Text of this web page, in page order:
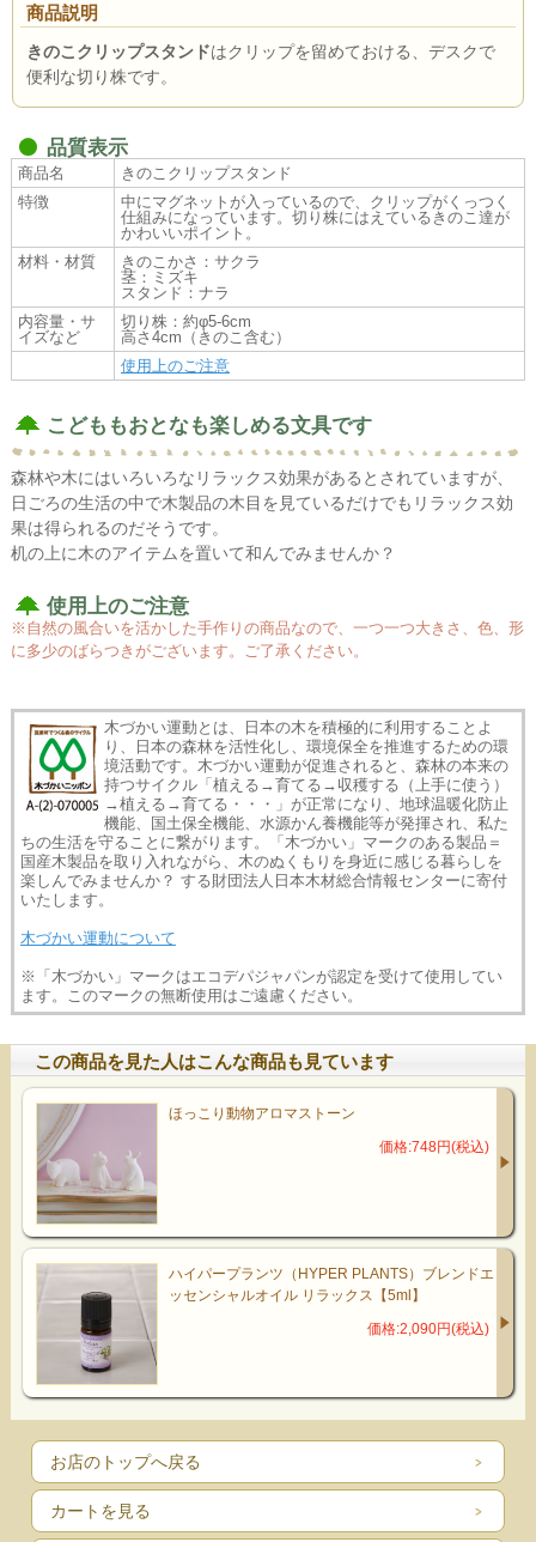
商品説明
きのこクリップスタンドはクリップを留めておける、デスクで
便利な切り株です。
品質表示
商品名
きのこクリップスタンド
特徴
中にマグネットが入っているので、クリップがくっつく
仕組みになっています。切り株にはえているきのこ達が
かわいいポイント。
材料・材質
きのこかさ：サクラ
茎：ミズキ
スタンド：ナラ
内容量・サ
イズなど
切り株：約φ5-6cm
高さ4cm（きのこ含む）
使用上のご注意
こどももおとなも楽しめる文具です
森林や木にはいろいろなリラックス効果があるとされていますが、
日ごろの生活の中で木製品の木目を見ているだけでもリラックス効
果は得られるのだそうです。
机の上に木のアイテムを置いて和んでみませんか？
使用上のご注意
※自然の風合いを活かした手作りの商品なので、一つ一つ大きさ、色、形
に多少のばらつきがございます。ご了承ください。
木づかい運動とは、日本の木を積極的に利用することよ
り、日本の森林を活性化し、環境保全を推進するための環
境活動です。木づかい運動が促進されると、森林の本来の
持つサイクル「植える→育てる→収穫する（上手に使う）
→植える→育てる・・・」が正常になり、地球温暖化防止
機能、国土保全機能、水源かん養機能等が発揮され、私た
ちの生活を守ることに繋がります。「木づかい」マークのある製品＝
国産木製品を取り入れながら、木のぬくもりを身近に感じる暮らしを
楽しんでみませんか？ する財団法人日本木材総合情報センターに寄付
いたします。
木づかい運動について
※「木づかい」マークはエコデパジャパンが認定を受けて使用してい
ます。このマークの無断使用はご遠慮ください。
この商品を見た人はこんな商品も見ています
ほっこり動物アロマストーン
価格:748円(税込)
ハイパープランツ（HYPER PLANTS）ブレンドエ
ッセンシャルオイル リラックス【5ml】
価格:2,090円(税込)
お店のトップへ戻る
カートを見る